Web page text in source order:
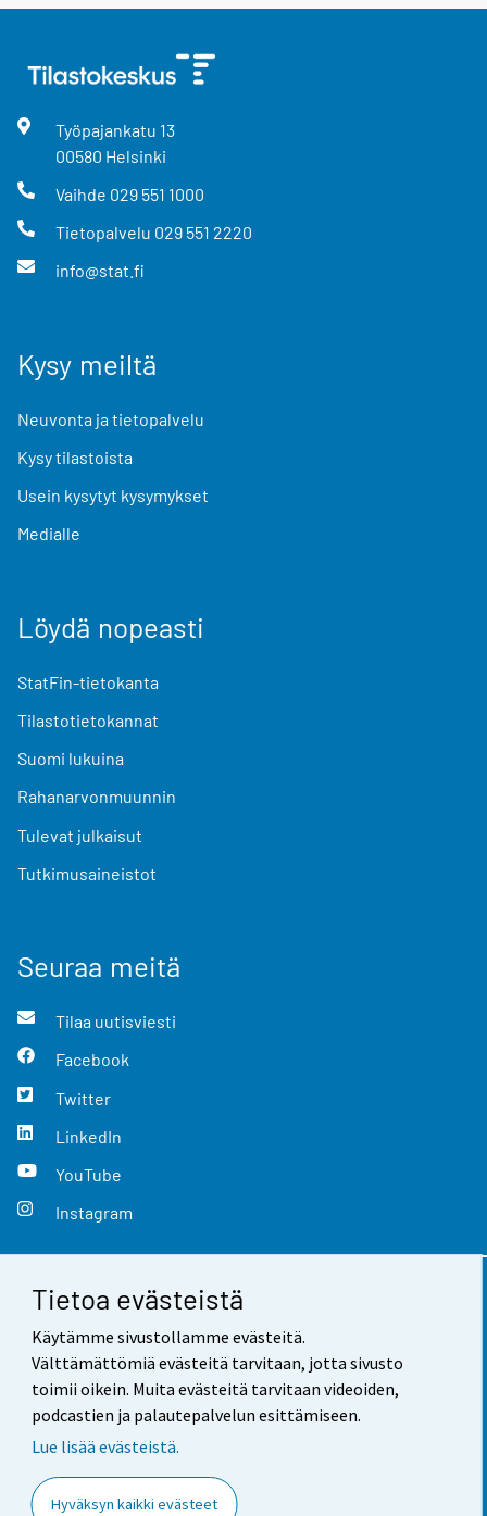
Tietoa evästeistä
Käytämme sivustollamme evästeitä.
Välttämättömiä evästeitä tarvitaan, jotta sivusto
toimii oikein. Muita evästeitä tarvitaan videoiden,
podcastien ja palautepalvelun esittämiseen.
Lue lisää evästeistä.
Hyväksyn kaikki evästeet
Työpajankatu 13
00580 Helsinki
Vaihde 029 551 1000
Tietopalvelu 029 551 2220
info@stat.fi
Kysy meiltä
Neuvonta ja tietopalvelu
Kysy tilastoista
Usein kysytyt kysymykset
Medialle
Löydä nopeasti
StatFin-tietokanta
Tilastotietokannat
Suomi lukuina
Rahanarvonmuunnin
Tulevat julkaisut
Tutkimusaineistot
Seuraa meitä
Tilaa uutisviesti
Facebook
Twitter
LinkedIn
YouTube
Instagram
Yhteystiedot
Palaute
Käyttöehdot
Saavutettavuus